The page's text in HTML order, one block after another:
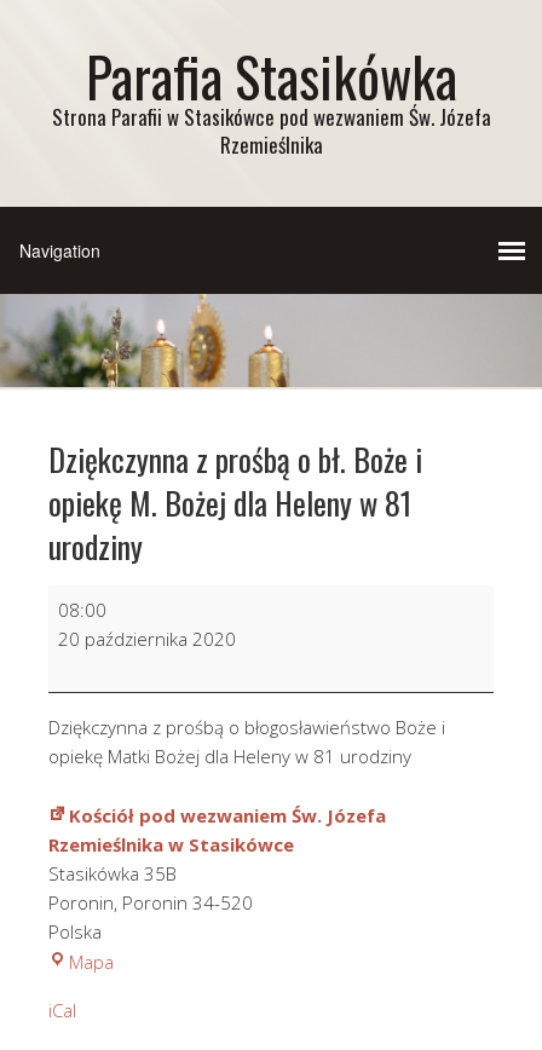
Parafia Stasikówka
Strona Parafii w Stasikówce pod wezwaniem Św. Józefa
Rzemieślnika
Dziękczynna z prośbą o bł. Boże i
opiekę M. Bożej dla Heleny w 81
urodziny
Dziękczynna
prośbą
Boże
opiekę
Bożej
dla
Heleny
w
urodziny
08:00
20 października 2020
Dziękczynna z prośbą o błogosławieństwo Boże i
opiekę Matki Bożej dla Heleny w 81 urodziny
Kościół pod wezwaniem Św. Józefa
Rzemieślnika w Stasikówce
Stasikówka 35B
Poronin, Poronin 34-520
Polska
Mapa
iCal